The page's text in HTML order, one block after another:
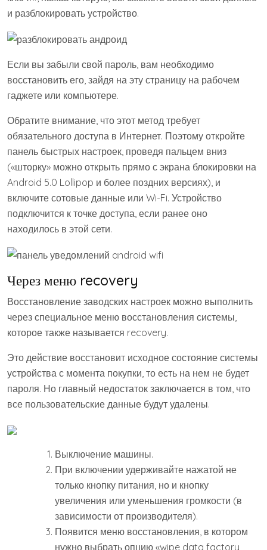
и разблокировать устройство.
Если вы забыли свой пароль, вам необходимо
восстановить его, зайдя на эту страницу на рабочем
гаджете или компьютере.
Обратите внимание, что этот метод требует
обязательного доступа в Интернет. Поэтому откройте
панель быстрых настроек, проведя пальцем вниз
(«шторку» можно открыть прямо с экрана блокировки на
Android 5.0 Lollipop и более поздних версиях), и
включите сотовые данные или Wi-Fi. Устройство
подключится к точке доступа, если ранее оно
находилось в этой сети.
Через меню recovery
Восстановление заводских настроек можно выполнить
через специальное меню восстановления системы,
которое также называется recovery.
Это действие восстановит исходное состояние системы
устройства с момента покупки, то есть на нем не будет
пароля. Но главный недостаток заключается в том, что
все пользовательские данные будут удалены.
Выключение машины.
При включении удерживайте нажатой не
только кнопку питания, но и кнопку
увеличения или уменьшения громкости (в
зависимости от производителя).
Появится меню восстановления, в котором
нужно выбрать опцию «wipe data factory